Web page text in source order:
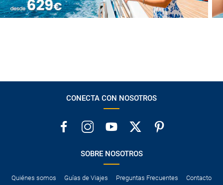
CONECTA CON NOSOTROS
SOBRE NOSOTROS
Quiénes somos Guías de Viajes Preguntas Frecuentes Contacto